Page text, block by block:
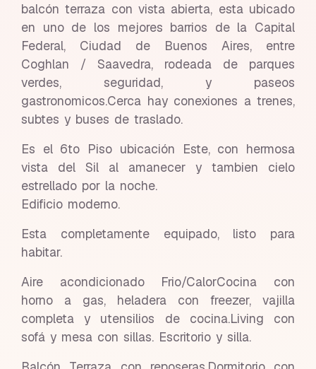
balcón terraza con vista abierta, esta ubicado
en uno de los mejores barrios de la Capital
Federal, Ciudad de Buenos Aires, entre
Coghlan / Saavedra, rodeada de parques
verdes, seguridad, y paseos
gastronomicos.Cerca hay conexiones a trenes,
subtes y buses de traslado.
Es el 6to Piso ubicación Este, con hermosa
vista del Sil al amanecer y tambien cielo
estrellado por la noche.
Edificio moderno.
Esta completamente equipado, listo para
habitar.
Aire acondicionado Frio/CalorCocina con
horno a gas, heladera con freezer, vajilla
completa y utensilios de cocina.Living con
sofá y mesa con sillas. Escritorio y silla.